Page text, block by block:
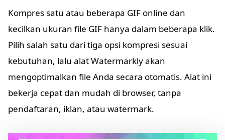
Kompres satu atau beberapa GIF online dan
kecilkan ukuran file GIF hanya dalam beberapa klik.
Pilih salah satu dari tiga opsi kompresi sesuai
kebutuhan, lalu alat Watermarkly akan
mengoptimalkan file Anda secara otomatis. Alat ini
bekerja cepat dan mudah di browser, tanpa
pendaftaran, iklan, atau watermark.